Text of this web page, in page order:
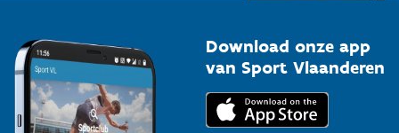
Download onze app
van Sport Vlaanderen